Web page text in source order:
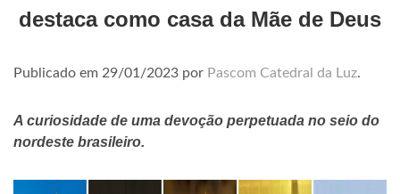
destaca como casa da Mãe de Deus
Publicado em 29/01/2023 por Pascom Catedral da Luz.
A curiosidade de uma devoção perpetuada no seio do
nordeste brasileiro.